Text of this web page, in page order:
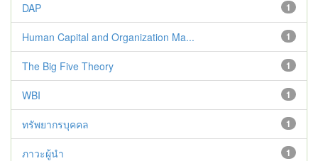
1
DAP
1
Human Capital and Organization Ma...
1
The Big Five Theory
1
WBI
1
ทรัพยากรบุคคล
1
ภาวะผู้นำ